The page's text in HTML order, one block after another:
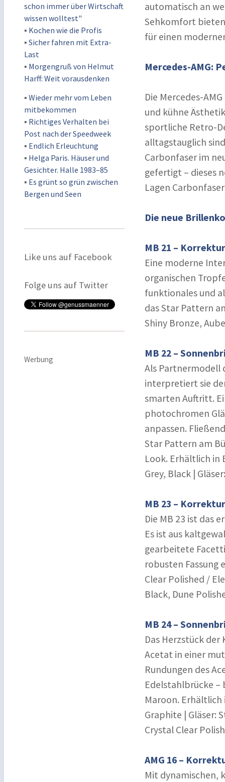
schon immer über Wirtschaft
wissen wolltest"
▪ Kochen wie die Profis
▪ Sicher fahren mit Extra-
Last
▪ Morgengruß von Helmut
Harff: Weit vorausdenken
▪ Wieder mehr vom Leben
mitbekommen
▪ Richtiges Verhalten bei
Post nach der Speedweek
▪ Endlich Erleuchtung
▪ Helga Paris. Häuser und
Gesichter. Halle 1983–85
▪ Es grünt so grün zwischen
Bergen und Seen
Like uns auf Facebook
Folge uns auf Twitter
Werbung
automatisch an
Sehkomfort
für einen
Mercedes-AMG:
Die Mercedes-
und kühne
sportliche Retro-
alltagstauglich
Carbonfaser im
gefertigt – dieses
Lagen
Die neue
MB 21 –
Eine moderne
organischen
funktionales und
das Star Pattern
Shiny Bronze,
MB 22 –
Als Partnermodell
interpretiert sie
smarten Auftritt.
photochromen
anpassen.
Star Pattern am
Look. Erhältlich in
Grey, Black |
MB 23 –
Die MB 23 ist das
Es ist aus
gearbeitete
robusten Fassung
Clear Polished /
Black, Dune
MB 24 –
Das Herzstück
Acetat in einer
Rundungen des
Edelstahlbrücke –
Maroon. Erhältlich
Graphite | Gläser:
Crystal Clear
AMG 16 –
Mit dynamischen,